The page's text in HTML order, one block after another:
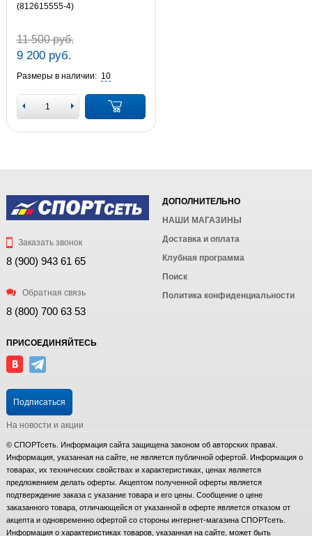
(812615555-4)
11 500 руб.
9 200 руб.
Размеры в наличии: 10
Заказать звонок
8 (900) 943 61 65
Обратная связь
8 (800) 700 63 53
ДОПОЛНИТЕЛЬНО
НАШИ МАГАЗИНЫ
Доставка и оплата
Клубная программа
Поиск
Политика конфиденциальности
ПРИСОЕДИНЯЙТЕСЬ
Подписаться
На новости и акции
© СПОРТсеть. Информация сайта защищена законом об авторских правах.
Информация, указанная на сайте, не является публичной офертой. Информация о
товарах, их технических свойствах и характеристиках, ценах является
предложением делать оферты. Акцептом полученной оферты является
подтверждение заказа с указание товара и его цены. Сообщение о цене
заказанного товара, отличающейся от указанной в оферте является отказом от
акцепта и одновременно офертой со стороны интернет-магазина СПОРТсеть.
Информация о характеристиках товаров, указанная на сайте, может быть